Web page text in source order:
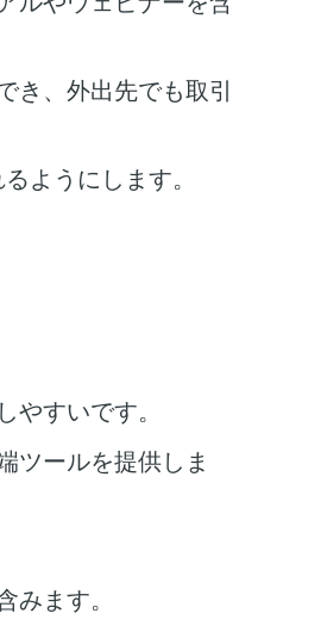
き、外出先でも取引
ようにします。
すいです。
ツールを提供しま
みます。